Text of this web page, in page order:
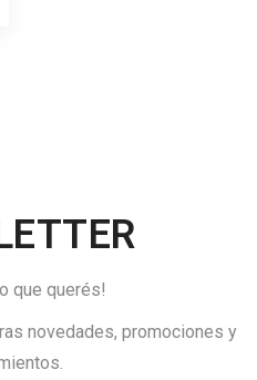
que querés!
novedades, promociones y